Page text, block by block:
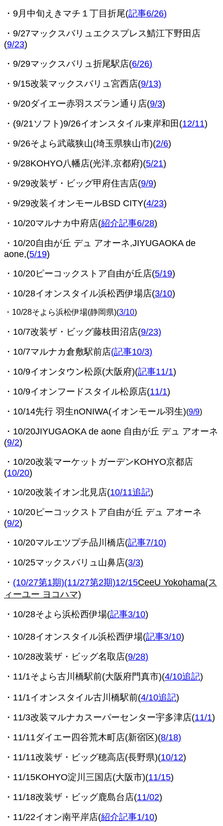
・9月中旬えきマチ１丁目折尾(記事6/26)
・9/27マックスバリュエクスプレス鯖江下野田店
(9/23)
・9/29マックスバリュ折尾駅店(6/26)
・9/15改装マックスバリュ宮西店(9/13)
・9/20ダイエー赤羽スズラン通り店(9/3)
・(9/21ソフト)9/26イオンスタイル東岸和田(12/11)
・9/26そよら武蔵狭山(埼玉県狭山市)(2/6)
・9/28KOHYO八幡店(光洋,京都府)(5/21)
・9/29改装ザ・ビッグ甲府住吉店(9/9)
・9/29改装イオンモールBSD CITY(4/23)
・10/20マルナカ中府店(紹介記事6/28)
・10/20自由が丘 デュ アオーネ,JIYUGAOKA de
aone,(5/19)
・10/20ピーコックストア自由が丘店(5/19)
・10/28イオンスタイル浜松西伊場店(3/10)
・10/28そよら浜松伊場(静岡県)(3/10)
・10/7改装ザ・ビッグ藤枝田沼店(9/23)
・10/7マルナカ倉敷駅前店(記事10/3)
・10/9イオンタウン松原(大阪府)(記事11/1)
・10/9イオンフードスタイル松原店(11/1)
・ 10/14先行 羽生nONIWA(イオンモール羽生)(9/9)
・10/20JIYUGAOKA de aone 自由が丘 デュ アオーネ
(9/2)
・10/20改装マーケットガーデンKOHYO京都店
(10/20)
・10/20改装イオン北見店(10/11追記)
・10/20ピーコックストア自由が丘 デュ アオーネ
(9/2)
・10/20マルエツプチ品川橋店(記事7/10)
・10/25マックスバリュ山鼻店(3/3)
・ (10/27第1期)(11/27第2期)12/15CeeU Yokohama(ス
ィーユー ヨコハマ)
・10/28そよら浜松西伊場(記事3/10)
・10/28イオンスタイル浜松西伊場(記事3/10)
・10/28改装ザ・ビッグ名取店(9/28)
・11/1そよら古川橋駅前(大阪府門真市)(4/10追記)
・11/1イオンスタイル古川橋駅前(4/10追記)
・11/3改装マルナカスーパーセンター宇多津店(11/1)
・11/11ダイエー四谷荒木町店(新宿区)(8/18)
・11/11改装ザ・ビッグ穂高店(長野県)(10/12)
・11/15KOHYO淀川三国店(大阪市)(11/15)
・11/18改装ザ・ビッグ鹿島台店(11/02)
・11/22イオン南平岸店(紹介記事1/10)